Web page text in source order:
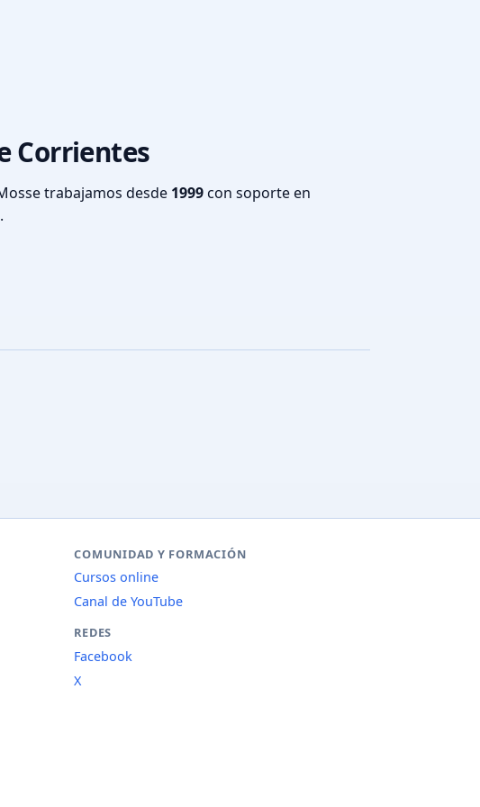
Corrientes
trabajamos desde 1999con soporte en
.
COMUNIDAD Y FORMACIÓN
Cursos online
Canal de YouTube
REDES
Facebook
X